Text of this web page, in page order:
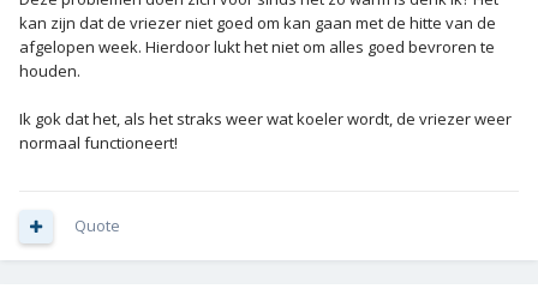
kan zijn dat de vriezer niet goed om kan gaan met de hitte van de
afgelopen week. Hierdoor lukt het niet om alles goed bevroren te
houden.
Ik gok dat het, als het straks weer wat koeler wordt, de vriezer weer
normaal functioneert!
Quote